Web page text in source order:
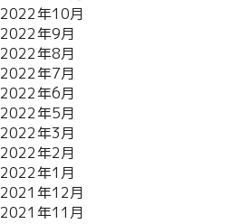
2022年10月
2022年9月
2022年8月
2022年7月
2022年6月
2022年5月
2022年3月
2022年2月
2022年1月
2021年12月
2021年11月